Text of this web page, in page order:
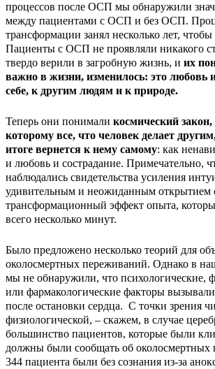
процессов после ОСП мы обнаружили
между пациентами с ОСП и без ОСП.
трансформации занял несколько лет, чтобы
Пациенты с ОСП не проявляли никакого
твердо верили в загробную жизнь, и их
важно в жизни, изменилось: это любовь
себе, к другим людям и к природе.
Теперь они понимали космический закон,
которому все, что человек делает
итоге вернется к нему самому: как
и любовь и сострадание. Примечательно,
наблюдались свидетельства усиления
удивительным и неожиданным открытием
трансформационный эффект опыта,
всего несколько минут.
Было предложено несколько теорий для
околосмертных переживаний. Однако в
мы не обнаружили, что психологические,
или фармакологические факторы
после остановки сердца. С точки зрения
физиологической, – скажем, в случае
большинство пациентов, которые были
должны были сообщать об околосмертных
344 пациента были без сознания из-за